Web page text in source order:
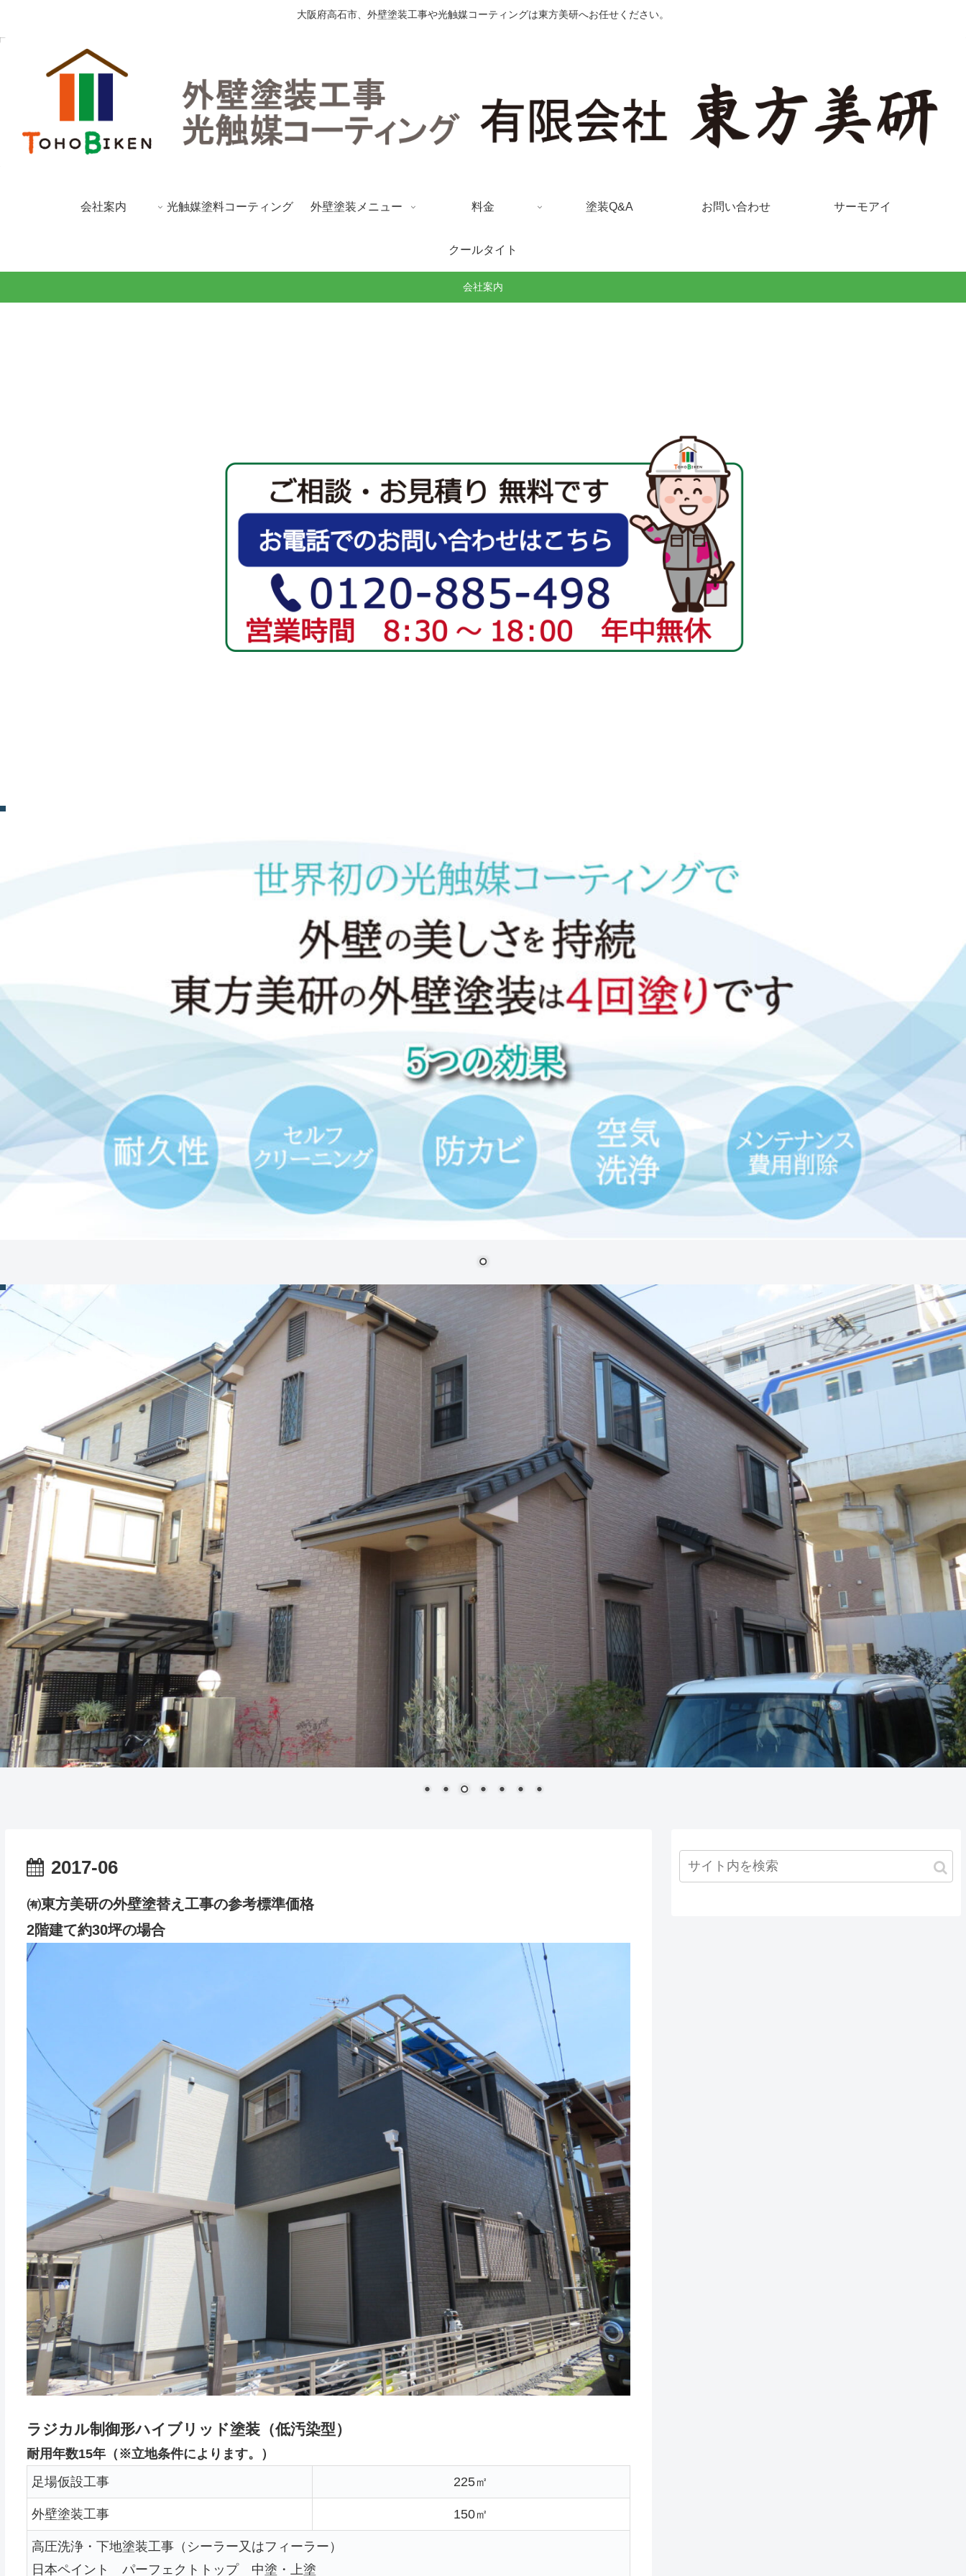
大阪府高石市、外壁塗装工事や光触媒コーティングは東方美研へお任せください。
会社案内 光触媒塗料コーティング 外壁塗装メニュー 料金 塗装Q&A お問い合わせ サーモアイ
クールタイト
会社案内
2017-06
㈲東方美研の外壁塗替え工事の参考標準価格
2階建て約30坪の場合
ラジカル制御形ハイブリッド塗装（低汚染型）
耐用年数15年（※立地条件によります。）
足場仮設工事
225㎡
外壁塗装工事 150㎡
高圧洗浄・下地塗装工事（シーラー又はフィーラー）
日本ペイント パーフェクトトップ 中塗・上塗